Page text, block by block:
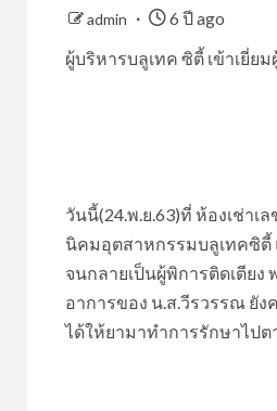
admin
6 ปี ago
ผู้บริหารบลูเทค ซิตี้ เข้าเยี่ย
วันนี้(24.พ.ย.63)ที่ ห้องเช่า
นิคมอุตสาหกรรมบลูเทคซิตี้
จนกลายเป็นผู้พิการติดเตีย
อาการของ น.ส.วีรวรรณ ยั
ได้ให้ยามาทำการรักษาไป